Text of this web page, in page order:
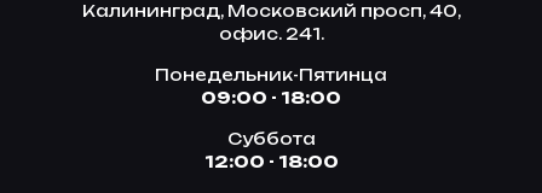
Калининград, Московский просп, 40,
офис. 241.
Понедельник-Пятинца
09:00 - 18:00
Суббота
12:00 - 18:00